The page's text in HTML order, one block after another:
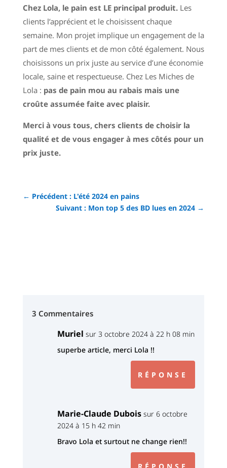
Chez Lola, le pain est LE principal produit.Les
clients l’apprécient et le choisissent chaque
semaine. Mon projet implique un engagement de la
part de mes clients et de mon côté également. Nous
choisissons un prix juste au service d’une économie
locale, saine et respectueuse. Chez Les Miches de
Lola : pas de pain mou au rabais mais une
croûte assumée faite avec plaisir.
Merci à vous tous, chers clients de choisir la
qualité et de vous engager à mes côtés pour un
prix juste.
← Précédent : L'été 2024 en pains
Suivant : Mon top 5 des BD lues en 2024 →
3 Commentaires
Muriel sur 3 octobre 2024 à 22 h 08 min
superbe article, merci Lola !!
RÉPONSE
Marie-Claude Dubois sur 6 octobre
2024 à 15 h 42 min
Bravo Lola et surtout ne change rien!!